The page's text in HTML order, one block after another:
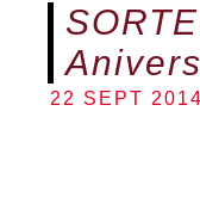
22 SEPT 2014